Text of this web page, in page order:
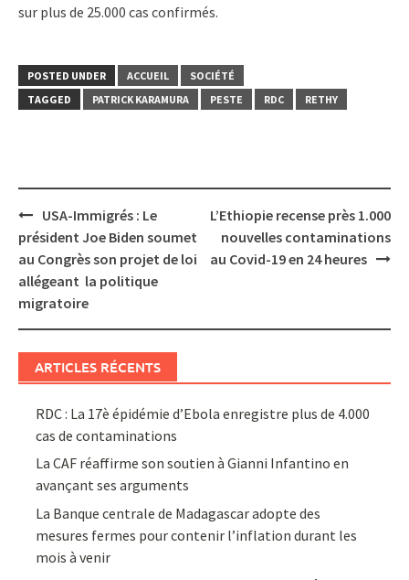
sur plus de 25.000 cas confirmés.
POSTED UNDER ACCUEIL
SOCIÉTÉ
TAGGED
PATRICK KARAMURA PESTE RDC RETHY
Post
navigation
USA-Immigrés : Le
président Joe Biden soumet
au Congrès son projet de loi
allégeant la politique
migratoire
L’Ethiopie recense près 1.000
nouvelles contaminations
au Covid-19 en 24 heures
ARTICLES RÉCENTS
RDC : La 17è épidémie d’Ebola enregistre plus de 4.000
cas de contaminations
La CAF réaffirme son soutien à Gianni Infantino en
avançant ses arguments
La Banque centrale de Madagascar adopte des
mesures fermes pour contenir l’inflation durant les
mois à venir